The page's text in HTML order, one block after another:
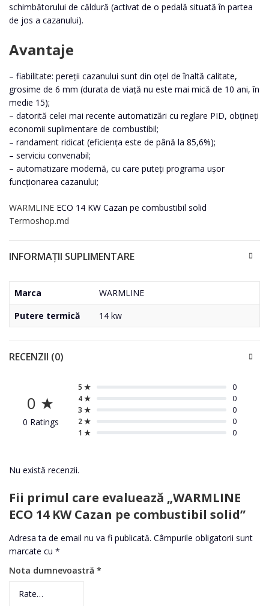
schimbătorului de căldură (activat de o pedală situată în partea
de jos a cazanului).
Avantaje
– fiabilitate: pereții cazanului sunt din oțel de înaltă calitate,
grosime de 6 mm (durata de viață nu este mai mică de 10 ani, în
medie 15);
– datorită celei mai recente automatizări cu reglare PID, obțineți
economii suplimentare de combustibil;
– randament ridicat (eficiența este de până la 85,6%);
– serviciu convenabil;
– automatizare modernă, cu care puteți programa ușor
funcționarea cazanului;
WARMLINE ECO 14 KW Cazan pe combustibil solid
Termoshop.md
INFORMAȚII SUPLIMENTARE
Marca
WARMLINE
Putere termică
14 kw
RECENZII (0)
0 ★
0 Ratings
5 ★
0
4 ★
0
3 ★
0
2 ★
0
1 ★
0
Nu există recenzii.
Fii primul care evaluează „WARMLINE
ECO 14 KW Cazan pe combustibil solid”
Adresa ta de email nu va fi publicată. Câmpurile obligatorii sunt
marcate cu *
Nota dumnevoastră *